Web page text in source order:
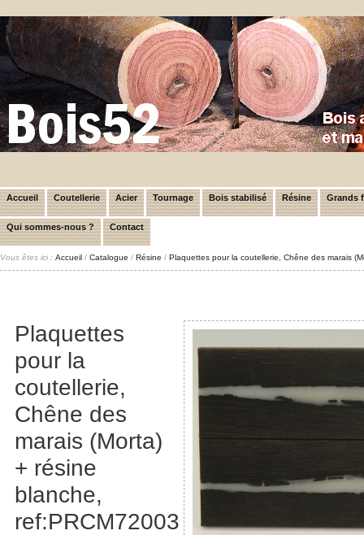
Accueil Coutellerie Acier Tournage Bois stabilisé Résine Grands
Qui sommes-nous ? Contact
Vous êtes ici : Accueil / Catalogue / Résine / Plaquettes pour la coutellerie, Chêne des marais
Plaquettes
pour la
coutellerie,
Chêne des
marais (Morta)
+ résine
blanche,
ref:PRCM72003